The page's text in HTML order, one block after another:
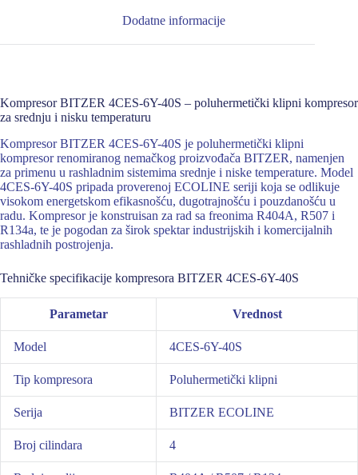
Dodatne informacije
Kompresor BITZER 4CES-6Y-40S – poluhermetički klipni kompresor
za srednju i nisku temperaturu
Kompresor BITZER 4CES-6Y-40S je poluhermetički klipni
kompresor renomiranog nemačkog proizvođača BITZER, namenjen
za primenu u rashladnim sistemima srednje i niske temperature. Model
4CES-6Y-40S pripada proverenoj ECOLINE seriji koja se odlikuje
visokom energetskom efikasnošću, dugotrajnošću i pouzdanošću u
radu. Kompresor je konstruisan za rad sa freonima R404A, R507 i
R134a, te je pogodan za širok spektar industrijskih i komercijalnih
rashladnih postrojenja.
Tehničke specifikacije kompresora BITZER 4CES-6Y-40S
Parametar Vrednost
Model 4CES-6Y-40S
Tip kompresora Poluhermetički klipni
Serija BITZER ECOLINE
Broj cilindara 4